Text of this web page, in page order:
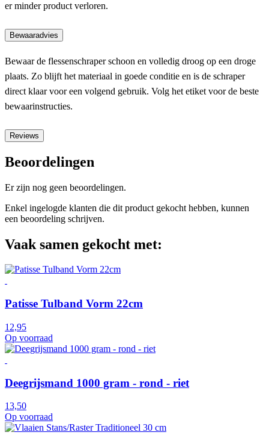
er minder product verloren.
Bewaaradvies
Bewaar de flessenschraper schoon en volledig droog op een droge
plaats. Zo blijft het materiaal in goede conditie en is de schraper
direct klaar voor een volgend gebruik. Volg het etiket voor de beste
bewaarinstructies.
Reviews
Beoordelingen
Er zijn nog geen beoordelingen.
Enkel ingelogde klanten die dit product gekocht hebben, kunnen
een beoordeling schrijven.
Vaak samen gekocht met:
Patisse Tulband Vorm 22cm
12,95
Op voorraad
Deegrijsmand 1000 gram - rond - riet
13,50
Op voorraad